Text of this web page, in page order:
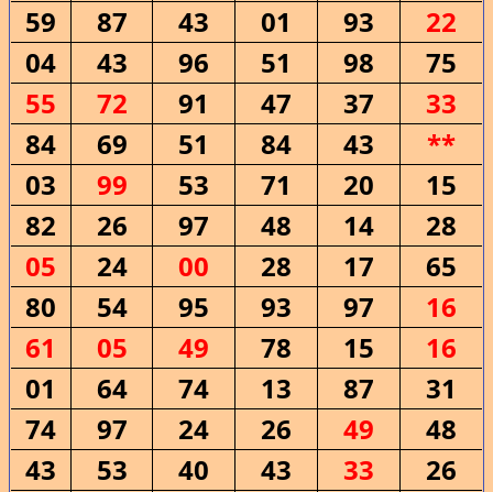
59
87 43 01 93
22
04
43 96 51 98
75
55
72 91 47 37
33
84
69 51 84 43
**
03
99 53 71 20
15
82
26 97 48 14
28
05
24 00 28 17
65
80
54 95 93 97
16
61
05 49 78 15
16
01
64 74 13 87
31
74
97 24 26 49
48
43
53 40 43 33
26